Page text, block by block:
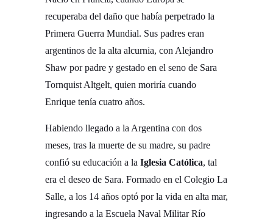
recuperaba del daño que había perpetrado la
Primera Guerra Mundial. Sus padres eran
argentinos de la alta alcurnia, con Alejandro
Shaw por padre y gestado en el seno de Sara
Tornquist Altgelt, quien moriría cuando
Enrique tenía cuatro años.
Habiendo llegado a la Argentina con dos
meses, tras la muerte de su madre, su padre
confió su educación a la Iglesia Católica, tal
era el deseo de Sara. Formado en el Colegio La
Salle, a los 14 años optó por la vida en alta mar,
ingresando a la Escuela Naval Militar Río